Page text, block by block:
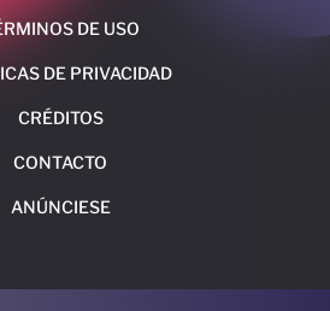
DE USO
DE PRIVACIDAD
CRÉDITOS
CONTACTO
ANÚNCIESE